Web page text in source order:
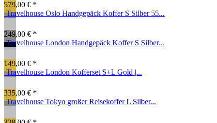
579,00 € *
Travelhouse Oslo Handgepäck Koffer S Silber 55...
249,00 € *
Travelhouse London Handgepäck Koffer S Silber...
149,00 € *
Travelhouse London Kofferset S+L Gold |...
335,00 € *
Travelhouse Tokyo großer Reisekoffer L Silber...